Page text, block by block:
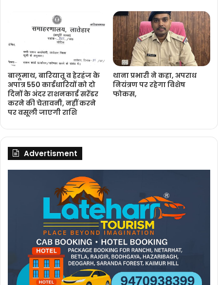
बालूमाथ, बारियातू व हेरहंज के
अपात्र 550 कार्डधारियों को दो
दिनों के अंदर राशनकार्ड सरेंडर
करने की चेतावनी, नहीं करने
पर वसूली जाएगी राशि
थाना प्रभारी ने कहा, अपराध
नियंत्रण पर रहेगा विशेष
फोकस,
Advertisment